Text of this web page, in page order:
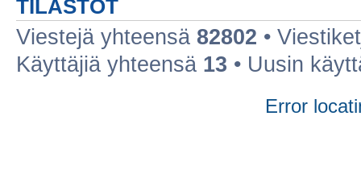
TILASTOT
Viestejä yhteensä 82802 •
Käyttäjiä yhteensä 13 • Uusin
Error